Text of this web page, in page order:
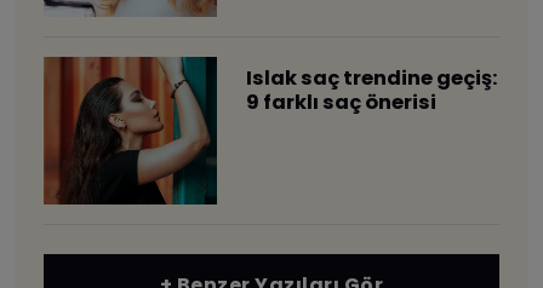
​Islak saç trendine geçiş:
9 farklı saç önerisi